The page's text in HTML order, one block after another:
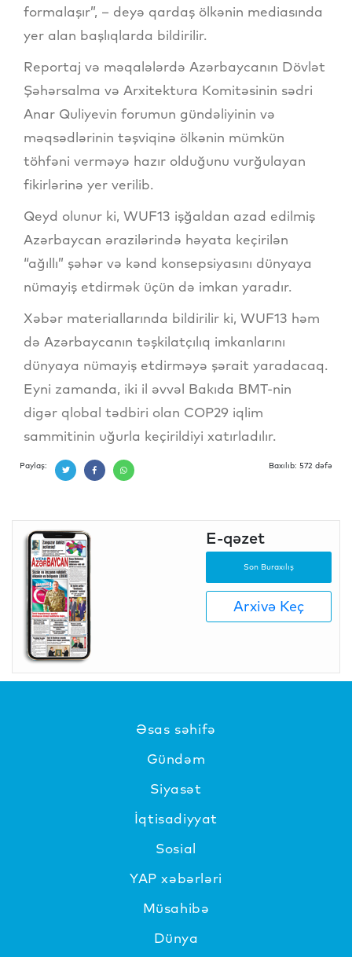
formalaşır”, – deyə qardaş ölkənin mediasında
yer alan başlıqlarda bildirilir.
Reportaj və məqalələrdə Azərbaycanın Dövlət
Şəhərsalma və Arxitektura Komitəsinin sədri
Anar Quliyevin forumun gündəliyinin və
məqsədlərinin təşviqinə ölkənin mümkün
töhfəni verməyə hazır olduğunu vurğulayan
fikirlərinə yer verilib.
Qeyd olunur ki, WUF13 işğaldan azad edilmiş
Azərbaycan ərazilərində həyata keçirilən
“ağıllı” şəhər və kənd konsepsiyasını dünyaya
nümayiş etdirmək üçün də imkan yaradır.
Xəbər materiallarında bildirilir ki, WUF13 həm
də Azərbaycanın təşkilatçılıq imkanlarını
dünyaya nümayiş etdirməyə şərait yaradacaq.
Eyni zamanda, iki il əvvəl Bakıda BMT-nin
digər qlobal tədbiri olan COP29 iqlim
sammitinin uğurla keçirildiyi xatırladılır.
Paylaş: Baxılıb: 572 dəfə
E-qəzet
Son Buraxılış
Arxivə Keç
Əsas səhifə
Gündəm
Siyasət
İqtisadiyyat
Sosial
YAP xəbərləri
Müsahibə
Dünya